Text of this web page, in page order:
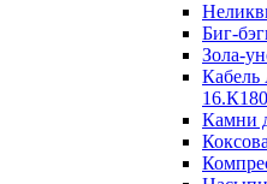
Биг-
Зола-
Камни